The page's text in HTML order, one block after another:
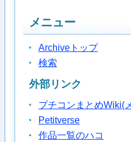
メニュー
Archiveトップ
検索
外部リンク
プチコンまとめWiki(
Petitverse
作品一覧のハコ